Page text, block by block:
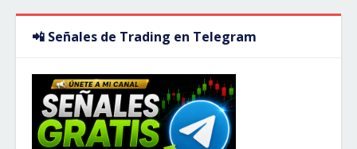
📲 Señales de Trading en Telegram